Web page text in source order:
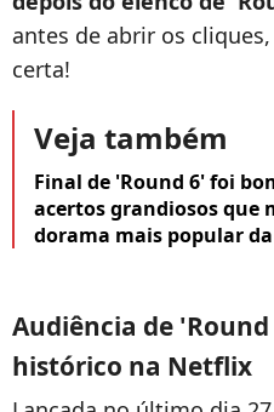
antes de abrir os
certa!
Veja também
Final de 'Round 6' foi
acertos grandiosos que
dorama mais popular
Audiência de
histórico na Netflix